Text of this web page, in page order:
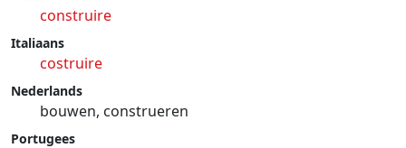
construire
Italiaans
costruire
Nederlands
bouwen, construeren
Portugees